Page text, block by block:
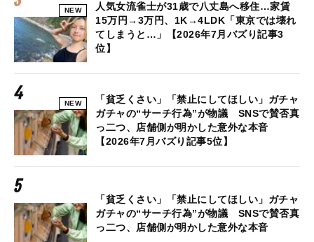
NEW
人気女流雀士が31歳で八丈島へ移住…家賃
15万円→3万円、1K→4LDK「東京では壊れ
てしまうと…」【2026年7月バズり記事3
位】
NEW
「貧乏くさい」「禁止にしてほしい」ガチャ
ガチャの“サーチ行為”が物議 SNSで賛否真
っ二つ、店舗側が明かした意外な本音
【2026年7月バズり記事5位】
「貧乏くさい」「禁止にしてほしい」ガチャ
ガチャの“サーチ行為”が物議 SNSで賛否真
っ二つ、店舗側が明かした意外な本音